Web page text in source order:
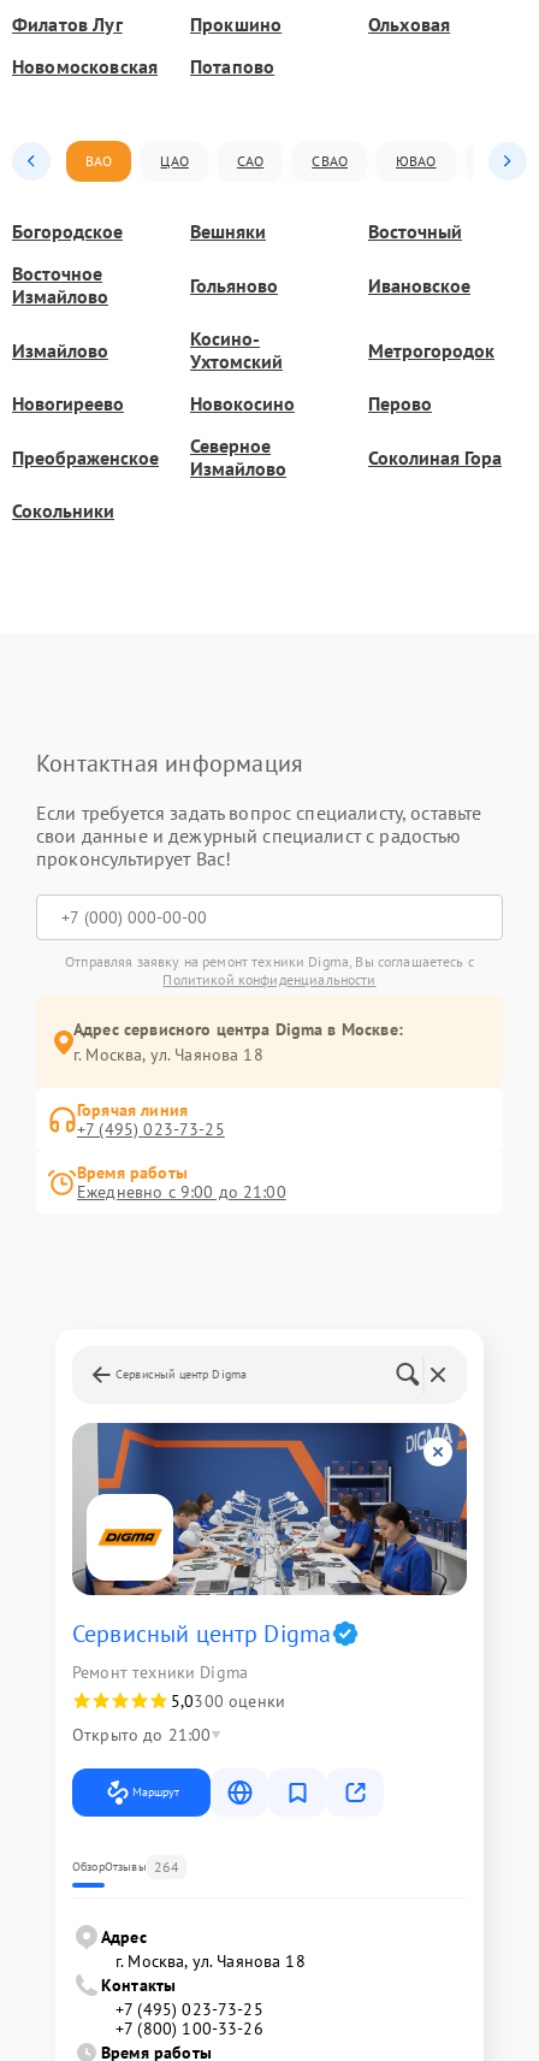
Филатов Луг Прокшино
Ольховая
Новомосковская
Потапово
ВАО ЦАО САО СВАО ЮВАО ЮАО
Богородское Вешняки
Восточный
Восточное
Измайлово
Гольяново Ивановское
Измайлово
Косино-
Ухтомский
Метрогородок
Новогиреево Новокосино Перово
Преображенское
Северное
Измайлово
Соколиная Гора
Сокольники
Контактная информация
Если требуется задать вопрос специалисту, оставьте
свои данные и дежурный специалист с радостью
проконсультирует Вас!
Отправляя заявку на ремонт техники Digma, Вы соглашаетесь с
Политикой конфиденциальности
Адрес сервисного центра Digma в Москве:
г. Москва, ул. Чаянова 18
Горячая линия
+7 (495) 023-73-25
Время работы
Ежедневно с 9:00 до 21:00
Сервисный центр Digma
Сервисный центр Digma
Ремонт техники Digma
5,0300 оценки
Открыто до 21:00
Маршрут
ОбзорОтзывы 264
Адрес
г. Москва, ул. Чаянова 18
Контакты
+7 (495) 023-73-25
+7 (800) 100-33-26
Время работы